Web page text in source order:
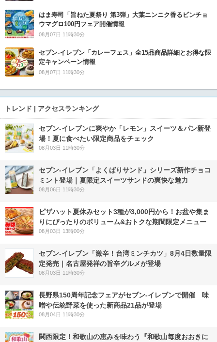
はま寿司「旨ねた夏祭り 第3弾」大葉ニンニク香るビンチョ
ウマグロ100円フェア開催情報
08月07日 11時30分
セブン‐イレブン「カレーフェス」全15品商品詳細とお得な限
定キャンペーン情報
08月07日 11時30分
トレンド | アクセスランキング
セブン‐イレブンに爽やか「レモン」スイーツ＆パン新登
場！夏に食べたい限定商品をチェック
08月03日 11時30分
セブン‐イレブン「よくばりサンド」シリーズ新作チョコ
ミント登場｜夏限定スイーツサンドの爽快な魅力
08月06日 11時30分
ピザハット夏休みセット3種が3,000円から！お盆や集ま
りにぴったりのボリューム&おトクな期間限定メニュー
08月03日 13時00分
セブン-イレブン「激辛！台湾ミンチカツ」8月4日数量限
定発売｜名古屋発祥の旨辛グルメが登場
08月03日 11時30分
長野県150周年記念フェアがセブン-イレブンで開催 味
噌や伝統野菜を使った新商品21品が登場
08月04日 11時30分
関西限定！和歌山の恵みを味わう『和歌山毎度おおきに